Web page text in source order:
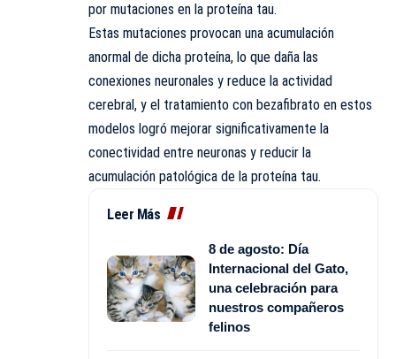
por mutaciones en la proteína tau.
Estas mutaciones provocan una acumulación
anormal de dicha proteína, lo que daña las
conexiones neuronales y reduce la actividad
cerebral, y el tratamiento con bezafibrato en estos
modelos logró mejorar significativamente la
conectividad entre neuronas y reducir la
acumulación patológica de la proteína tau.
Leer Más
8 de agosto: Día
Internacional del Gato,
una celebración para
nuestros compañeros
felinos